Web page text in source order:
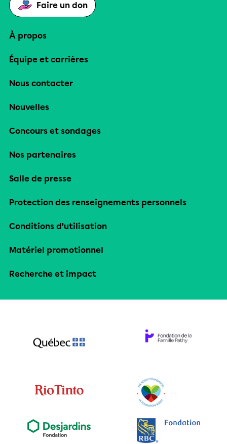
Faire un don
À propos
Équipe et carrières
Nous contacter
Nouvelles
Concours et sondages
Nos partenaires
Salle de presse
Protection des renseignements personnels
Conditions d’utilisation
Matériel promotionnel
Recherche et impact